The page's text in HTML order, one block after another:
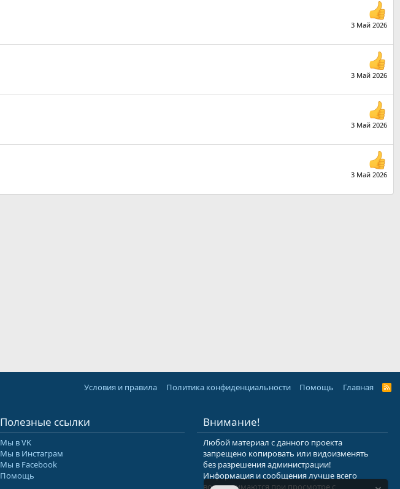
3 Май 2026
3 Май 2026
3 Май 2026
3 Май 2026
Условия и правила Политика конфиденциальности Помощь Главная
R
Полезные ссылки
Мы в VK
Мы в Инстаграм
Мы в Facebook
Помощь
Внимание!
Любой материал с данного проекта
запрещено копировать или видоизменять
без разрешения администрации!
Информация и сообщения лучше всего
воспринимаются при просмотре с